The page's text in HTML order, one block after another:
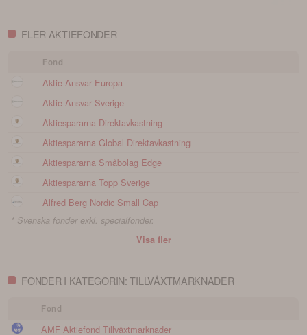
FLER AKTIEFONDER
Fond
Aktie-Ansvar Europa
Aktie-Ansvar Sverige
Aktiespararna Direktavkastning
Aktiespararna Global Direktavkastning
Aktiespararna Småbolag Edge
Aktiespararna Topp Sverige
Alfred Berg Nordic Small Cap
* Svenska fonder exkl. specialfonder.
Visa fler
FONDER I KATEGORIN: TILLVÄXTMARKNADER
Fond
AMF Aktiefond Tillväxtmarknader